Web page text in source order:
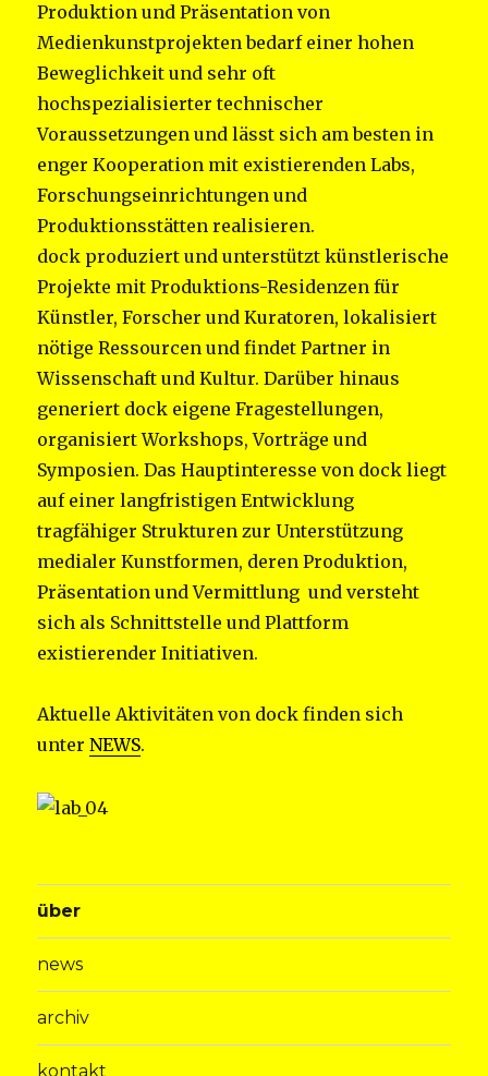
Produktion und Präsentation von
Medienkunstprojekten bedarf einer hohen
Beweglichkeit und sehr oft
hochspezialisierter technischer
Voraussetzungen und lässt sich am besten in
enger Kooperation mit existierenden Labs,
Forschungseinrichtungen und
Produktionsstätten realisieren.
dock produziert und unterstützt künstlerische
Projekte mit Produktions-Residenzen für
Künstler, Forscher und Kuratoren, lokalisiert
nötige Ressourcen und findet Partner in
Wissenschaft und Kultur. Darüber hinaus
generiert dock eigene Fragestellungen,
organisiert Workshops, Vorträge und
Symposien. Das Hauptinteresse von dock liegt
auf einer langfristigen Entwicklung
tragfähiger Strukturen zur Unterstützung
medialer Kunstformen, deren Produktion,
Präsentation und Vermittlung und versteht
sich als Schnittstelle und Plattform
existierender Initiativen.
Aktuelle Aktivitäten von dock finden sich
unterNEWS.
über
news
archiv
kontakt